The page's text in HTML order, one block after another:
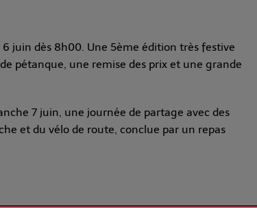
6 juin dès 8h00. Une 5ème édition très festive
pétanque, une remise des prix et une grande
7 juin, une journée de partage avec des
et du vélo de route, conclue par un repas